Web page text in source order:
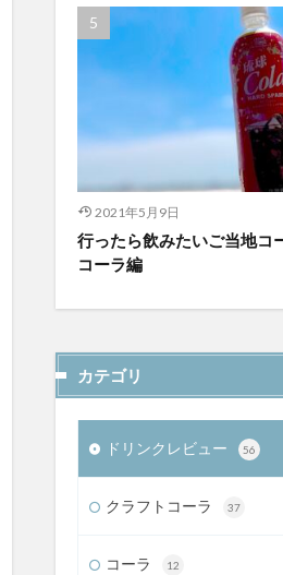
2021年5月9日
行ったら飲みたいご当地コ
コーラ編
カテゴリ
ドリンクレビュー 56
クラフトコーラ 37
コーラ 12